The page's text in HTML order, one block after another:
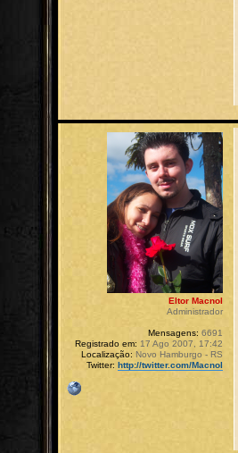
Eltor Macnol
Administrador
Mensagens: 6691
Registrado em: 17 Ago 2007, 17:42
Localização: Novo Hamburgo - RS
Twitter: http://twitter.com/Macnol